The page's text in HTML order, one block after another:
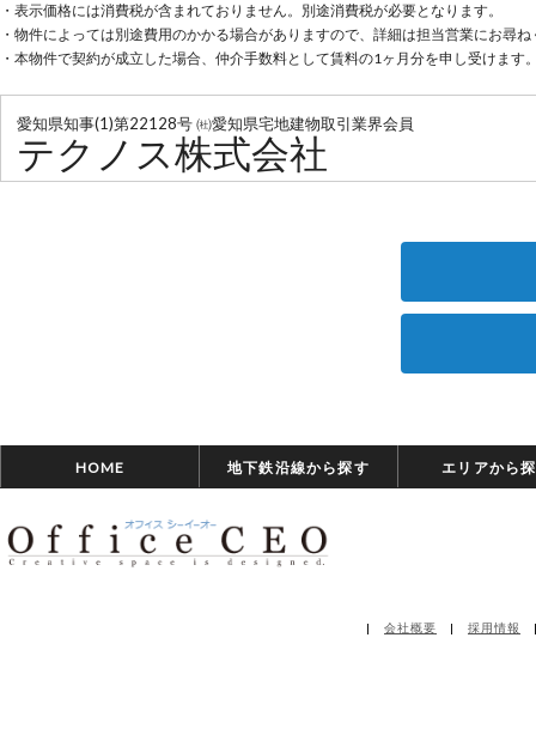
・表示価格には消費税が含まれておりません。別途消費税が必要となります。
・物件によっては別途費用のかかる場合がありますので、詳細は担当営業にお尋
・本物件で契約が成立した場合、仲介手数料として賃料の1ヶ月分を申し受けます
愛知県知事(1)第22128号 ㈳愛知県宅地建物取引業界会員
テクノス株式会社
HOME 地下鉄沿線から探す エリアから
| 会社概要 | 採用情報